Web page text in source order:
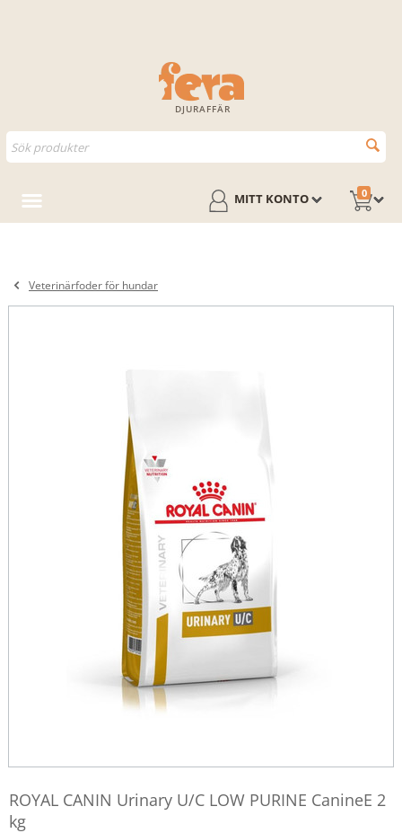
DJURAFFÄR
0
MITT KONTO
Veterinärfoder för hundar
ROYAL CANIN Urinary U/C LOW PURINE CanineE 2
kg